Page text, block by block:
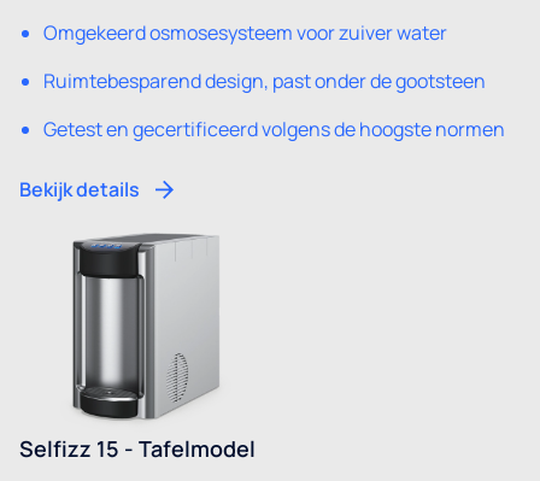
Omgekeerd osmosesysteem voor zuiver water
Ruimtebesparend design, past onder de gootsteen
Getest en gecertificeerd volgens de hoogste normen
Bekijk details
Selfizz 15 - Tafelmodel